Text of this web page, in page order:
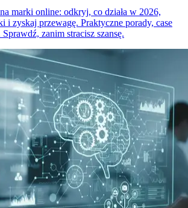
marki online: odkryj, co działa w 2026,
i zyskaj przewagę. Praktyczne porady, case
zanim stracisz szansę.